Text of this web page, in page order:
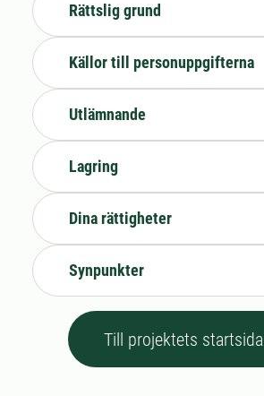
Rättslig grund
Källor till personuppgifterna
Utlämnande
Lagring
Dina rättigheter
Synpunkter
Till projektets startsida